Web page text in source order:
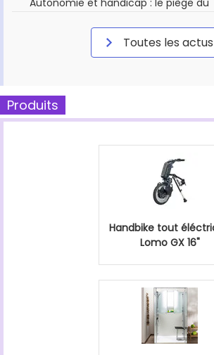
Autonomie et handicap : le piège du
Toutes les actus
Produits
Handbike tout
Lomo GX 16"